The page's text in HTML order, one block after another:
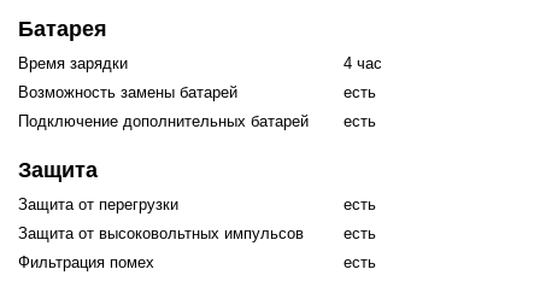
питания PDU
Питания
корпуса)
Батарея
Время зарядки
4 час
Возможность замены батарей
есть
Подключение дополнительных батарей
есть
Защита
Защита от перегрузки
есть
Защита от высоковольтных импульсов
есть
Фильтрация помех
есть